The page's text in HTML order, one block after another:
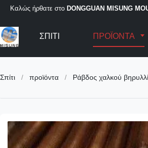
Καλώς ήρθατε στο DONGGUAN MISUNG
ΣΠΊΤΙ ΠΡΟΪΌΝΤΑ
Σπίτι / προϊόντα / Ράβδος χαλκού